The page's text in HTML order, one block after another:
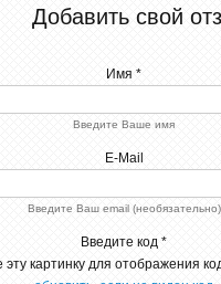
Добавить свой
Имя *
Введите Ваше имя
E-Mail
Введите Ваш email (необязательно)
Введите код *